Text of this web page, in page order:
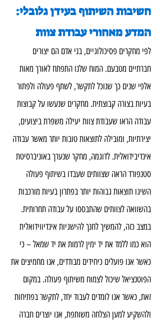
חשיבות השיתוף בעידן גלובלי:
המדע מאחורי עבודת צוות
לפי מחקרים פסיכולוגיים, בני אדם הם יצורים
חברתיים מטבעם. המוח שלנו התפתח לאורך מאות
אלפי שנים כך שנוכל לתקשר, לשתף פעולה ולפתור
בעיות בצורה קבוצתית. מחקרים שנעשו על קבוצות
עבודה הראו שעבודת צוות יעילה משפרת ביצועים,
יצירתיות, ומובילה לתוצאות טובות יותר מאשר עבודה
אינדיבידואלית. לדוגמה, מחקר שנערך באוניברסיטת
סטנפורד הראה שצוותים שעבדו בשיתוף פעולה
השיגו תוצאות גבוהות יותר בפתרון בעיות מורכבות
בהשוואה לצוותים שהתבססו על עבודה תחרותית.
במצב כזה, להמשיך לחנך להישגיות אינדיווידואלית
הוא כמו ללמד את יד ימין לרמות את יד שמאל – כי
כאשר אנו פועלים כיחידים מבודדים, אנו מחמיצים את
הפוטנציאל שיכול לצמוח משיתוף פעולה. במקום
זאת, כאשר אנו לומדים לעבוד יחד, לתקשר בפתיחות
ולהשקיע למען הצלחה משותפת, אנו יוצרים חברה